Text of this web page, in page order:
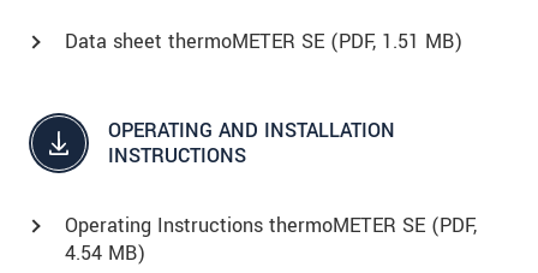
Data sheet thermoMETER SE (PDF, 1.51 MB)
OPERATING AND INSTALLATION
INSTRUCTIONS
Operating Instructions thermoMETER SE (PDF,
4.54 MB)